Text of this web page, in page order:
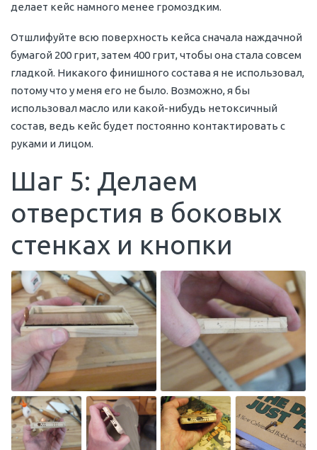
делает кейс намного менее громоздким.
Отшлифуйте всю поверхность кейса сначала наждачной
бумагой 200 грит, затем 400 грит, чтобы она стала совсем
гладкой. Никакого финишного состава я не использовал,
потому что у меня его не было. Возможно, я бы
использовал масло или какой-нибудь нетоксичный
состав, ведь кейс будет постоянно контактировать с
руками и лицом.
Шаг 5: Делаем
отверстия в боковых
стенках и кнопки